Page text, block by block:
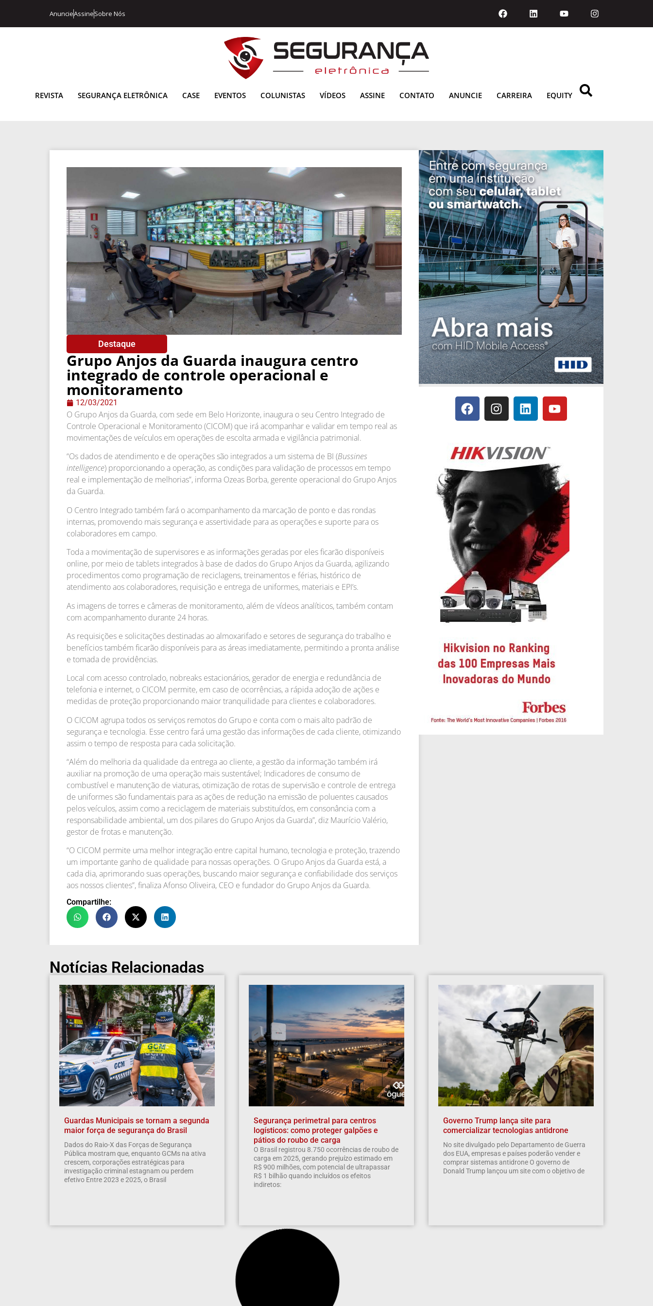
AnuncieAssineSobre Nós
REVISTA SEGURANÇA ELETRÔNICA CASE EVENTOS COLUNISTAS VÍDEOS ASSINE CONTATO ANUNCIE CARREIRA EQUITY
Destaque
Grupo Anjos da Guarda inaugura centro
integrado de controle operacional e
monitoramento
12/03/2021
O Grupo Anjos da Guarda, com sede em Belo Horizonte, inaugura o seu Centro Integrado de
Controle Operacional e Monitoramento (CICOM) que irá acompanhar e validar em tempo real as
movimentações de veículos em operações de escolta armada e vigilância patrimonial.
“Os dados de atendimento e de operações são integrados a um sistema de BI (Bussines
intelligence) proporcionando a operação, as condições para validação de processos em tempo
real e implementação de melhorias”, informa Ozeas Borba, gerente operacional do Grupo Anjos
da Guarda.
O Centro Integrado também fará o acompanhamento da marcação de ponto e das rondas
internas, promovendo mais segurança e assertividade para as operações e suporte para os
colaboradores em campo.
Toda a movimentação de supervisores e as informações geradas por eles ficarão disponíveis
online, por meio de tablets integrados à base de dados do Grupo Anjos da Guarda, agilizando
procedimentos como programação de reciclagens, treinamentos e férias, histórico de
atendimento aos colaboradores, requisição e entrega de uniformes, materiais e EPI’s.
As imagens de torres e câmeras de monitoramento, além de vídeos analíticos, também contam
com acompanhamento durante 24 horas.
As requisições e solicitações destinadas ao almoxarifado e setores de segurança do trabalho e
benefícios também ficarão disponíveis para as áreas imediatamente, permitindo a pronta análise
e tomada de providências.
Local com acesso controlado, nobreaks estacionários, gerador de energia e redundância de
telefonia e internet, o CICOM permite, em caso de ocorrências, a rápida adoção de ações e
medidas de proteção proporcionando maior tranquilidade para clientes e colaboradores.
O CICOM agrupa todos os serviços remotos do Grupo e conta com o mais alto padrão de
segurança e tecnologia. Esse centro fará uma gestão das informações de cada cliente, otimizando
assim o tempo de resposta para cada solicitação.
“Além do melhoria da qualidade da entrega ao cliente, a gestão da informação também irá
auxiliar na promoção de uma operação mais sustentável; Indicadores de consumo de
combustível e manutenção de viaturas, otimização de rotas de supervisão e controle de entrega
de uniformes são fundamentais para as ações de redução na emissão de poluentes causados
pelos veículos, assim como a reciclagem de materiais substituídos, em consonância com a
responsabilidade ambiental, um dos pilares do Grupo Anjos da Guarda”, diz Maurício Valério,
gestor de frotas e manutenção.
“O CICOM permite uma melhor integração entre capital humano, tecnologia e proteção, trazendo
um importante ganho de qualidade para nossas operações. O Grupo Anjos da Guarda está, a
cada dia, aprimorando suas operações, buscando maior segurança e confiabilidade dos serviços
aos nossos clientes”, finaliza Afonso Oliveira, CEO e fundador do Grupo Anjos da Guarda.
Compartilhe:
Notícias Relacionadas
Guardas Municipais se tornam a segunda
maior força de segurança do Brasil
Dados do Raio-X das Forças de Segurança
Pública mostram que, enquanto GCMs na ativa
crescem, corporações estratégicas para
investigação criminal estagnam ou perdem
efetivo Entre 2023 e 2025, o Brasil
Segurança perimetral para centros
logísticos: como proteger galpões e
pátios do roubo de carga
O Brasil registrou 8.750 ocorrências de roubo de
carga em 2025, gerando prejuízo estimado em
R$ 900 milhões, com potencial de ultrapassar
R$ 1 bilhão quando incluídos os efeitos
indiretos:
Governo Trump lança site para
comercializar tecnologias antidrone
No site divulgado pelo Departamento de Guerra
dos EUA, empresas e países poderão vender e
comprar sistemas antidrone O governo de
Donald Trump lançou um site com o objetivo de